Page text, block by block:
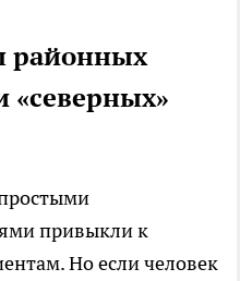
районных
привыкли к
Но если человек